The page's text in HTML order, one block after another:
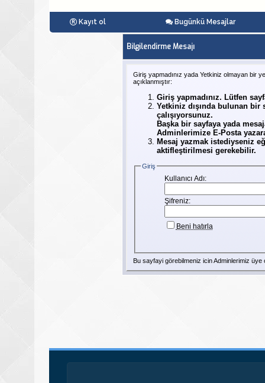
Kayıt ol Bugünkü Mesajlar
Bilgilendirme Mesajı
Giriş yapmadınız yada Yetkiniz olmayan bir
açıklanmıştır:
Giriş yapmadınız. Lütfen
Yetkiniz dışında bulunan bir
çalışıyorsunuz.
Başka bir sayfaya yada
Adminlerimize E-Posta
Mesaj yazmak istediyseniz
aktifleştirilmesi gerekebilir.
Giriş
Kullanıcı Adı:
Şifreniz:
Beni hatırla
Bu sayfayi görebilmeniz icin Adminlerimiz üye